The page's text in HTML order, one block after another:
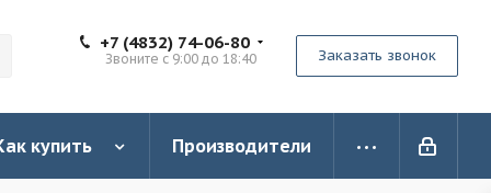
+7 (4832) 74-06-80
Звоните с 9:00 до 18:40 Заказать звонок
купить Производители